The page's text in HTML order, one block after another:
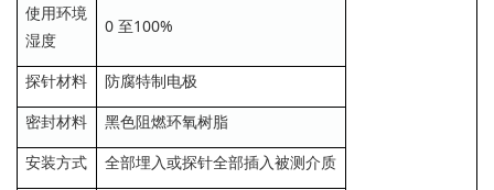
使用环境
湿度
0 至100%
探针材料
防腐特制电极
密封材料
黑色阻燃环氧树脂
安装方式
全部埋入或探针全部插入被测介质